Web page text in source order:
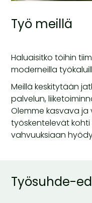
Työ meillä
Haluaisitko töihin
moderneilla
Meillä keskitytään
palvelun,
Olemme kasvava ja
työskentelevät
vahvuuksiaan
Työsuhde-